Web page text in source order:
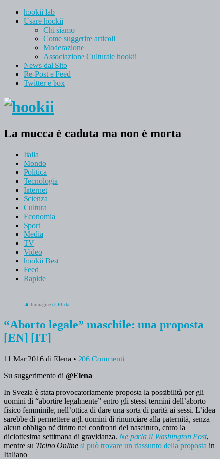
hookii lab
Usare hookii
Chi siamo
Come suggerire articoli
Moderazione
Associazione Culturale hookii
News dal Sito
Re-Post e Feed
Twitter e box
La mucca è caduta ma non è morta
Italia
Mondo
Politica
Tecnologia
Internet
Scienza
Cultura
Economia
Sport
Media
TV
Video
hookii Best
Feed
Rapide
Immagine da Flickr
“Aborto legale” maschile: una proposta
[EN] [IT]
11 Mar 2016 di Elena • 206 Commenti
Su suggerimento di @Elena
In Svezia è stata provocatoriamente proposta la possibilità per gli
uomini di “abortire legalmente” entro gli stessi termini dell’aborto
fisico femminile, nell’ottica di dare una sorta di parità ai sessi. L’idea
sarebbe di permettere agli uomini di rinunciare alla paternità, senza
alcun obbligo né diritto nei confronti del nascituro, entro la
diciottesima settimana di gravidanza. Ne parla il Washington Post,
mentre su Ticino Online si può trovare un riassunto della proposta in
Italiano